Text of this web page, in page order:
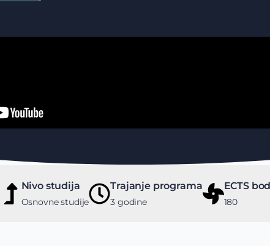
Nivo studija
Osnovne studije
Trajanje programa
3 godine
ECTS
180